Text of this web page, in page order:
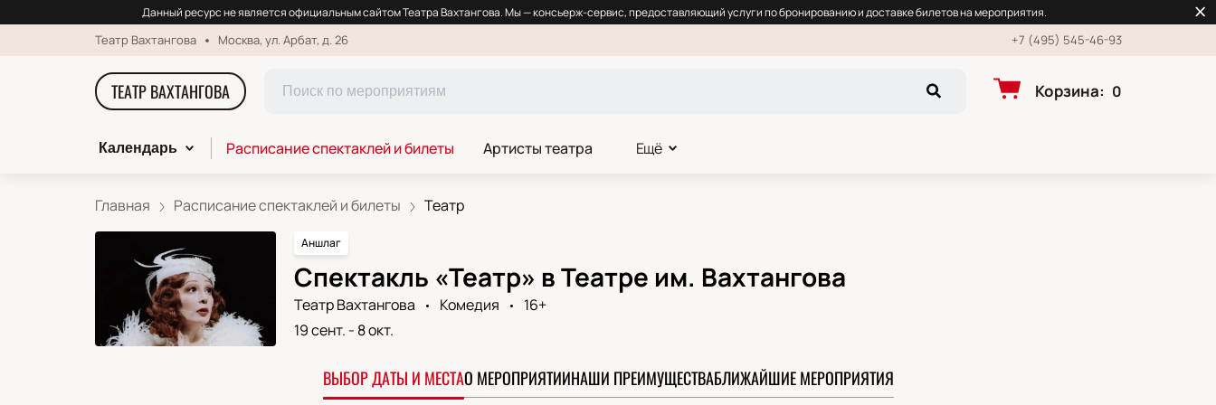
Данный ресурс не является официальным сайтом Театра Вахтангова. Мы — консьерж-сервис, предоставляющий услуги по бронированию и доставке билетов на мероприятия.
Театр Вахтангова Москва, ул. Арбат, д. 26 +7 (495) 545-46-93
ТЕАТР ВАХТАНГОВА Корзина: 0
Календарь Расписание спектаклей и билеты Артисты театра Ещё
Главная Расписание спектаклей и билеты Театр
Аншлаг
Спектакль «Театр» в Театре им. Вахтангова
Театр Вахтангова Комедия
16+
19 сент. - 8 окт.
ВЫБОР ДАТЫ И МЕСТАО МЕРОПРИЯТИИНАШИ ПРЕИМУЩЕСТВАБЛИЖАЙШИЕ МЕРОПРИЯТИЯ